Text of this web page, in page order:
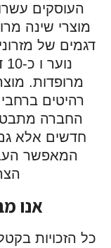
העוסקים
רהיטים
החברה
חדשים אלא גם
המאפשר
אנו
כל הזכויות